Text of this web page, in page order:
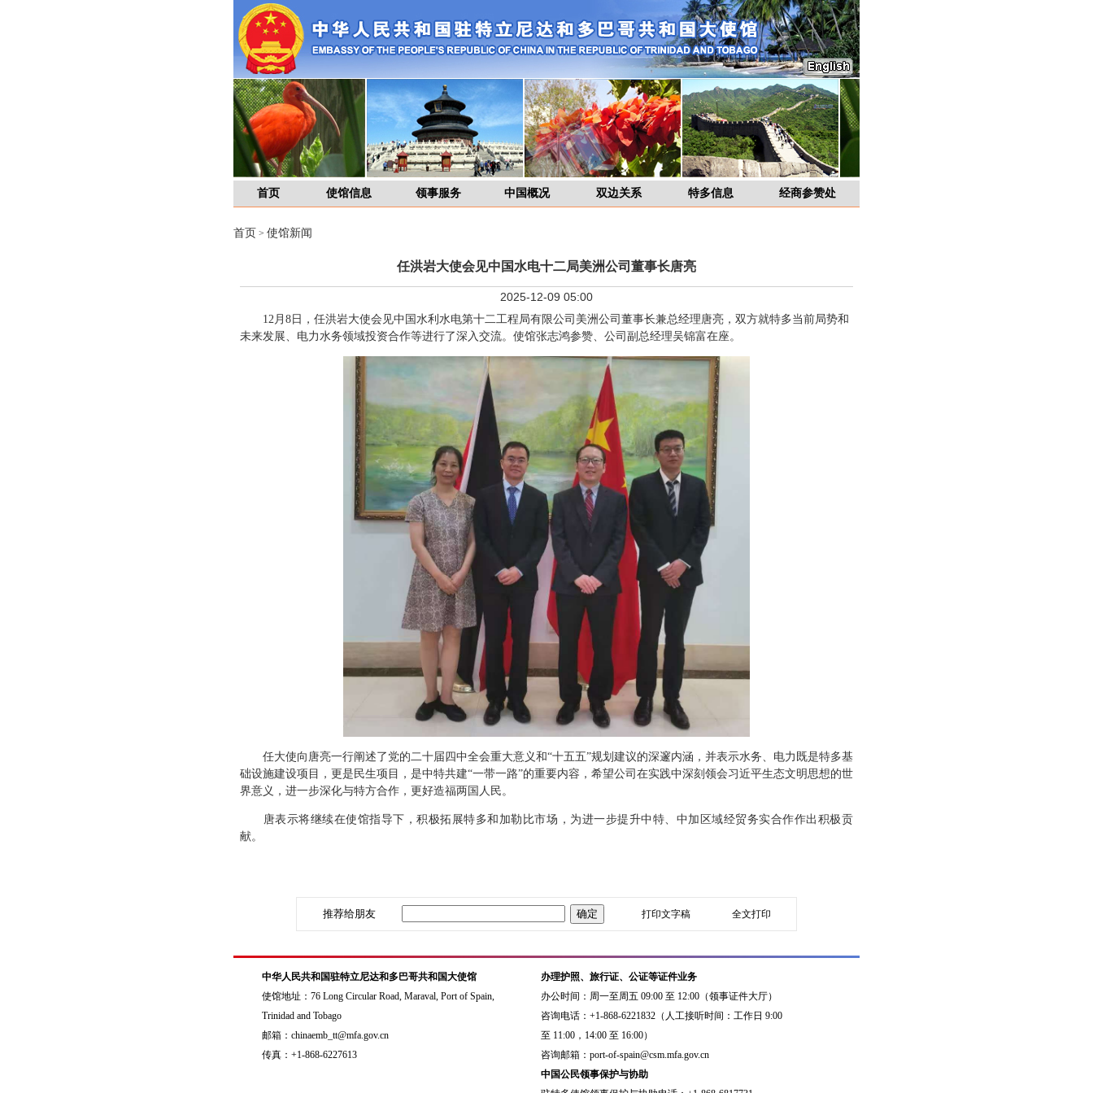
首页 使馆信息 领事服务 中国概况 双边关系 特多信息 经商参赞处
首页 > 使馆新闻
任洪岩大使会见中国水电十二局美洲公司董事长唐亮
2025-12-09 05:00
12月8日，任洪岩大使会见中国水利水电第十二工程局有限公司美洲公司董事长兼总经理唐亮，双方就特多当前局势和
未来发展、电力水务领域投资合作等进行了深入交流。使馆张志鸿参赞、公司副总经理吴锦富在座。
任大使向唐亮一行阐述了党的二十届四中全会重大意义和“十五五”规划建议的深邃内涵，并表示水务、电力既是特多基
础设施建设项目，更是民生项目，是中特共建“一带一路”的重要内容，希望公司在实践中深刻领会习近平生态文明思想的世
界意义，进一步深化与特方合作，更好造福两国人民。
唐表示将继续在使馆指导下，积极拓展特多和加勒比市场，为进一步提升中特、中加区域经贸务实合作作出积极贡
献。
推荐给朋友 打印文字稿 全文打印
中华人民共和国驻特立尼达和多巴哥共和国大使馆
使馆地址：76 Long Circular Road, Maraval, Port of Spain,
Trinidad and Tobago
邮箱：chinaemb_tt@mfa.gov.cn
传真：+1-868-6227613
办理护照、旅行证、公证等证件业务
办公时间：周一至周五 09:00 至 12:00（领事证件大厅）
咨询电话：+1-868-6221832（人工接听时间：工作日 9:00
至 11:00，14:00 至 16:00）
咨询邮箱：port-of-spain@csm.mfa.gov.cn
中国公民领事保护与协助